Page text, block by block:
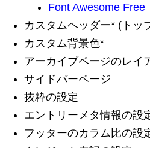
Font Awesome Free
カスタムヘッダー* (トッ
カスタム背景色*
アーカイブページのレイ
サイドバーページ
抜粋の設定
エントリーメタ情報の設
フッターのカラム比の設